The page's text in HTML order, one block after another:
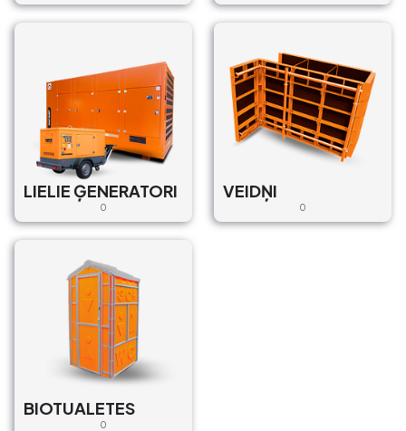
LIELIE ĢENERATORI
0
VEIDŅI
0
BIOTUALETES
0